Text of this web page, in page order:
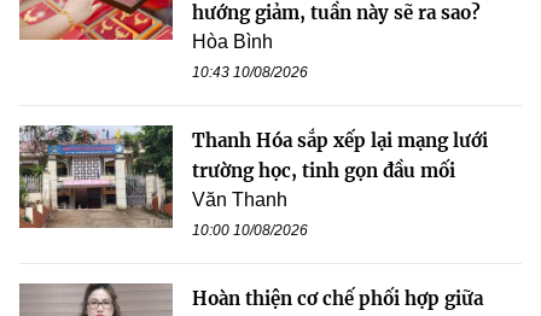
hướng giảm, tuần này sẽ ra sao?
Hòa Bình
10:43 10/08/2026
Thanh Hóa sắp xếp lại mạng lưới
trường học, tinh gọn đầu mối
Văn Thanh
10:00 10/08/2026
Hoàn thiện cơ chế phối hợp giữa